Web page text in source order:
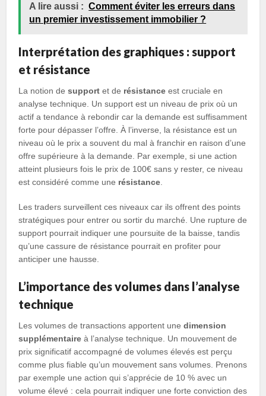
A lire aussi : Comment éviter les erreurs dans
un premier investissement immobilier ?
Interprétation des graphiques : support
et résistance
La notion desupport et de résistance est cruciale en
analyse technique. Un support est un niveau de prix où un
actif a tendance à rebondir car la demande est suffisamment
forte pour dépasser l’offre. À l’inverse, la résistance est un
niveau où le prix a souvent du mal à franchir en raison d’une
offre supérieure à la demande. Par exemple, si une action
atteint plusieurs fois le prix de 100€ sans y rester, ce niveau
est considéré comme une résistance
Les traders surveillent ces niveaux car ils offrent des points
stratégiques pour entrer ou sortir du marché. Une rupture de
support pourrait indiquer une poursuite de la baisse, tandis
qu’une cassure de résistance pourrait en profiter pour
anticiper une hausse.
L’importance des volumes dans l’analyse
technique
Les volumes de transactions apportent unedimension
supplémentaire à l’analyse technique. Un mouvement de
prix significatif accompagné de volumes élevés est perçu
comme plus fiable qu’un mouvement sans volumes. Prenons
par exemple une action qui s’apprécie de 10 % avec un
volume élevé : cela pourrait indiquer une forte conviction des